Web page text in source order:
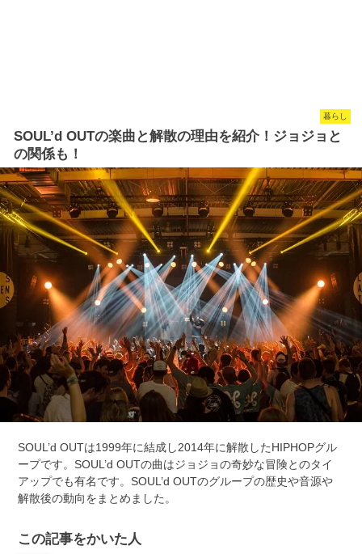
暮らし
SOUL’d OUTの楽曲と解散の理由を紹介！ジョジョと
の関係も！
SOUL’d OUTは1999年に結成し2014年に解散したHIPHOPグル
ープです。SOUL’d OUTの曲はジョジョの奇妙な冒険とのタイ
アップでも有名です。SOUL’d OUTのグループの歴史や音源や
解散後の動向をまとめました。
この記事をかいた人